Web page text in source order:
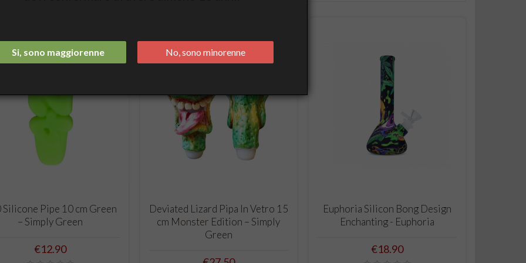
ADD TO CART
Pipe 10 cm Green
– Simply Green
Price
€12.90
ADD TO CART
Deviated Lizard Pipa In Vetro 15
cm Monster Edition – Simply
Green
ADD TO CART
Euphoria Silicon Bong Design
Enchanting - Euphoria
Price
€18.90
Si, sono maggiorenne No, sono minorenne